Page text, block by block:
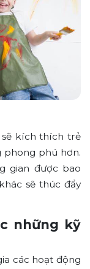
sẽ kích thích trẻ
phong phú hơn.
gian được bao
sẽ thúc đẩy
những kỹ
các hoạt động